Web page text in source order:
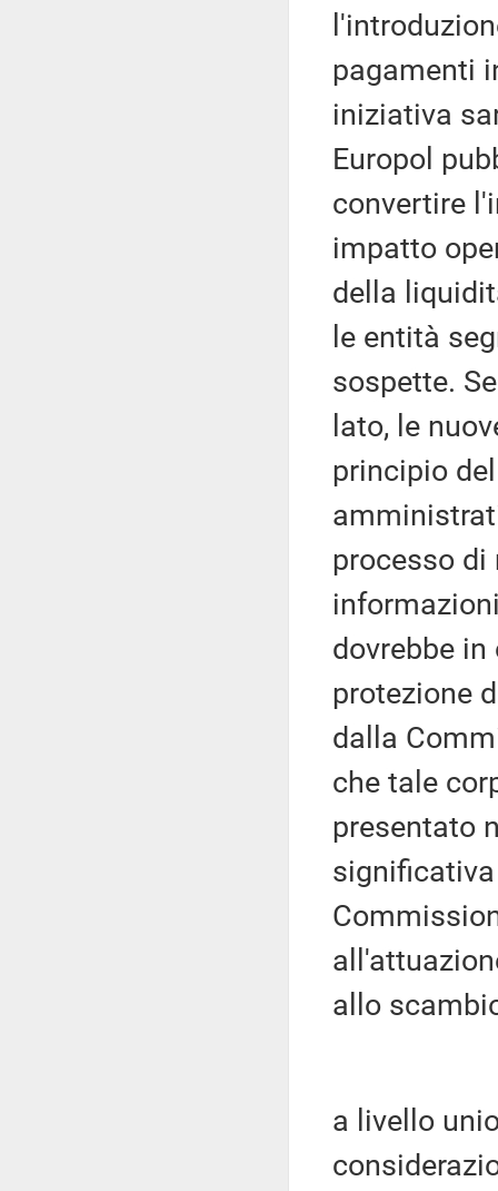
pagamenti
iniziativa
Europol
convertire
impatto
della
le entità
sospette.
lato, le
principio
processo
dovrebbe
protezione
dalla
che tale
presentato
allo
a livello